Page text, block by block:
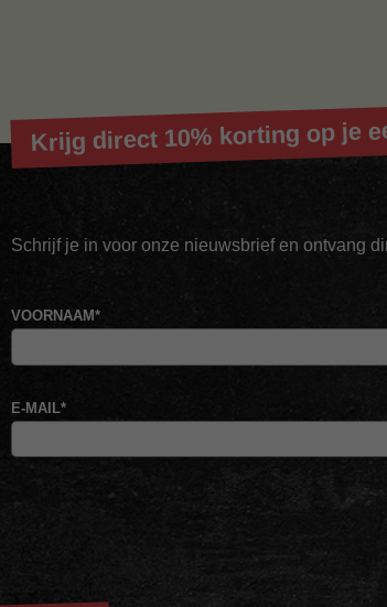
Krijg direct 10% korting op je
Schrijf je in voor onze nieuwsbrief en ontvang
VOORNAAM*
E-MAIL*